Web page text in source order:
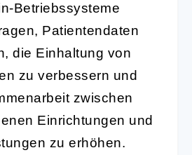
Betriebssysteme
Patientendaten
die Einhaltung von
zu verbessern und
zwischen
Einrichtungen und
zu erhöhen.